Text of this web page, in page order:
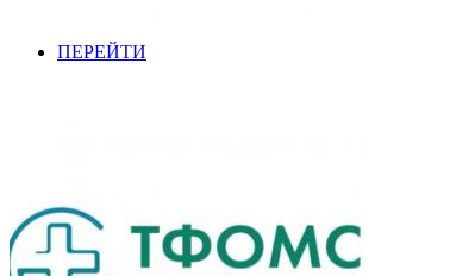
ПЕРЕЙТИ